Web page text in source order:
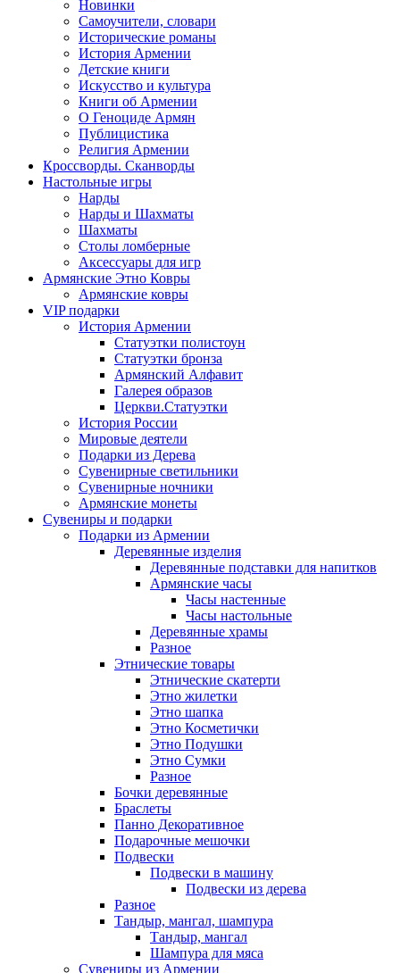
Новинки
Самоучители, словари
Исторические романы
История Армении
Детские книги
Иcкусство и культура
Книги об Армении
О Геноциде Армян
Публицистика
Религия Армении
Кроссворды. Сканворды
Настольные игры
Нарды
Нарды и Шахматы
Шахматы
Столы ломберные
Аксессуары для игр
Армянские Этно Ковры
Армянские ковры
VIP подарки
История Армении
Статуэтки полистоун
Статуэтки бронза
Армянский Алфавит
Галерея образов
Церкви.Статуэтки
История России
Мировые деятели
Подарки из Дерева
Сувенирные светильники
Сувенирные ночники
Армянские монеты
Сувениры и подарки
Подарки из Армении
Деревянные изделия
Деревянные подставки для напитков
Армянские часы
Часы настенные
Часы настольные
Деревянные храмы
Разное
Этнические товары
Этнические скатерти
Этно жилетки
Этно шапка
Этно Косметички
Этно Подушки
Этно Сумки
Разное
Бочки деревянные
Браслеты
Панно Декоративное
Подарочные мешочки
Подвески
Подвески в машину
Подвески из дерева
Разное
Тандыр, мангал, шампура
Тандыр, мангал
Шампура для мяса
Сувениры из Армении